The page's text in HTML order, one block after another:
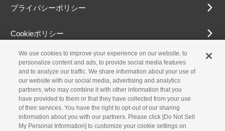
プライバシーポリシー
Cookieポリシー
アクセシビリティ方針
古物営業法に基づく表示
お問合せ
We use cookies to improve your experience on our website, to
personalize content and ads, to provide social media features
and to analyze our traffic. We share information about your use of
our website with our social media, advertising and analytics
partners, who may combine it with other information that you
have provided to them or that they have collected from your use
of their services. You have the right to opt-out of our sharing
information about you with our partners. Please click [Do Not Sell
My Personal Information] to customize your cookie settings on